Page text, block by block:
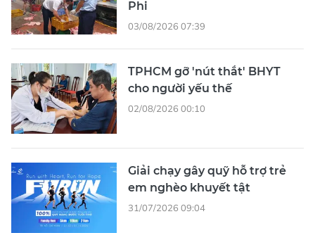
Phi
03/08/2026 07:39
TPHCM gỡ 'nút thắt' BHYT
cho người yếu thế
02/08/2026 00:10
Giải chạy gây quỹ hỗ trợ trẻ
em nghèo khuyết tật
31/07/2026 09:04